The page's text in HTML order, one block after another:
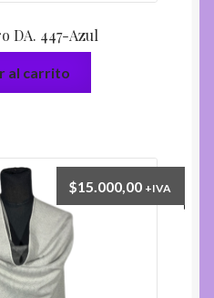
DA. 447-Azul
al carrito
$15.000,00 +IVA